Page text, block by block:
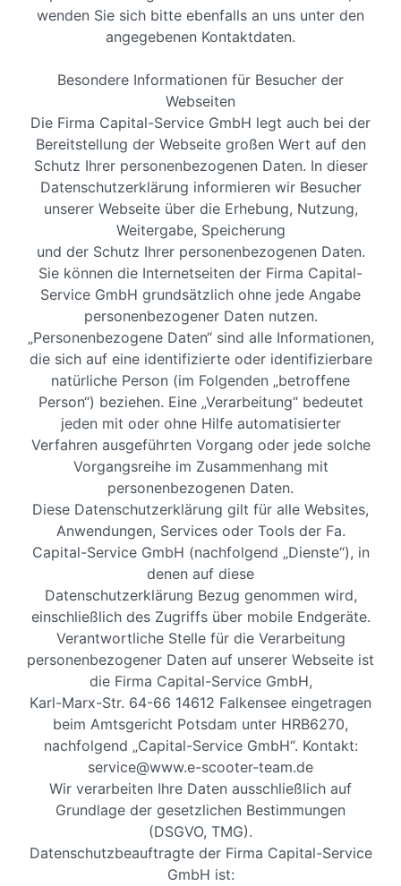
wenden Sie sich bitte ebenfalls an uns unter den
angegebenen Kontaktdaten.
Besondere Informationen für Besucher der
Webseiten
Die Firma Capital-Service GmbH legt auch bei der
Bereitstellung der Webseite großen Wert auf den
Schutz Ihrer personenbezogenen Daten. In dieser
Datenschutzerklärung informieren wir Besucher
unserer Webseite über die Erhebung, Nutzung,
Weitergabe, Speicherung
und der Schutz Ihrer personenbezogenen Daten.
Sie können die Internetseiten der Firma Capital-
Service GmbH grundsätzlich ohne jede Angabe
personenbezogener Daten nutzen.
„Personenbezogene Daten“ sind alle Informationen,
die sich auf eine identifizierte oder identifizierbare
natürliche Person (im Folgenden „betroffene
Person“) beziehen. Eine „Verarbeitung“ bedeutet
jeden mit oder ohne Hilfe automatisierter
Verfahren ausgeführten Vorgang oder jede solche
Vorgangsreihe im Zusammenhang mit
personenbezogenen Daten.
Diese Datenschutzerklärung gilt für alle Websites,
Anwendungen, Services oder Tools der Fa.
Capital-Service GmbH (nachfolgend „Dienste“), in
denen auf diese
Datenschutzerklärung Bezug genommen wird,
einschließlich des Zugriffs über mobile Endgeräte.
Verantwortliche Stelle für die Verarbeitung
personenbezogener Daten auf unserer Webseite ist
die Firma Capital-Service GmbH,
Karl-Marx-Str. 64-66 14612 Falkensee eingetragen
beim Amtsgericht Potsdam unter HRB6270,
nachfolgend „Capital-Service GmbH“. Kontakt:
service@www.e-scooter-team.de
Wir verarbeiten Ihre Daten ausschließlich auf
Grundlage der gesetzlichen Bestimmungen
(DSGVO, TMG).
Datenschutzbeauftragte der Firma Capital-Service
GmbH ist: